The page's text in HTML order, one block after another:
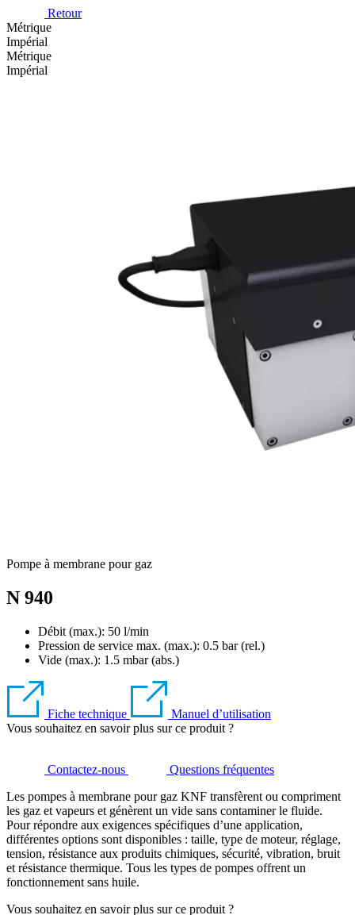
Retour
Métrique
Impérial
Métrique
Impérial
Pompe à membrane pour gaz
N 940
Débit (max.): 50 l/min
Pression de service max. (max.): 0.5 bar (rel.)
Vide (max.): 1.5 mbar (abs.)
Fiche technique
Manuel d’utilisation
Vous souhaitez en savoir plus sur ce produit ?
Contactez-nous
Questions fréquentes
Les pompes à membrane pour gaz KNF transfèrent ou compriment
les gaz et vapeurs et génèrent un vide sans contaminer le fluide.
Pour répondre aux exigences spécifiques d’une application,
différentes options sont disponibles : taille, type de moteur, réglage,
tension, résistance aux produits chimiques, sécurité, vibration, bruit
et résistance thermique. Tous les types de pompes offrent un
fonctionnement sans huile.
Vous souhaitez en savoir plus sur ce produit ?